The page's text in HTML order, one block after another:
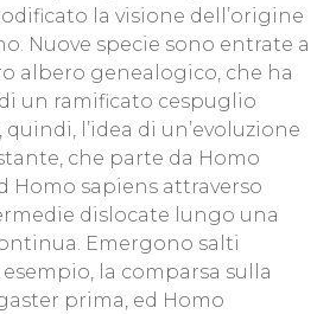
la visione dell’origine
Nuove specie sono entrate a
albero genealogico, che ha
un ramificato cespuglio
l’idea di un’evoluzione
che parte da Homo
Homo sapiens attraverso
dislocate lungo una
Emergono salti
la comparsa sulla
prima, ed Homo